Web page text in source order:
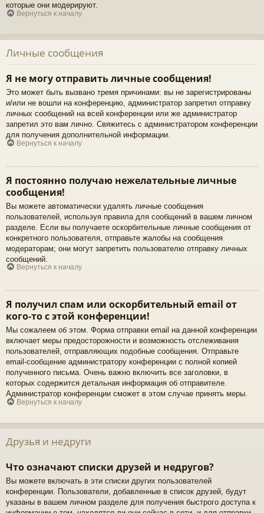
которые они модерируют.
Вернуться к началу
Личные сообщения
Я не могу отправить личные сообщения!
Это может быть вызвано тремя причинами: вы не зарегистрированы
и/или не вошли на конференцию, администратор запретил отправку
личных сообщений на всей конференции или же администратор
запретил это вам лично. Свяжитесь с администратором конференции
для получения дополнительной информации.
Вернуться к началу
Я постоянно получаю нежелательные личные
сообщения!
Вы можете автоматически удалять личные сообщения
пользователей, используя правила для сообщений в вашем личном
разделе. Если вы получаете оскорбительные личные сообщения от
конкретного пользователя, отправьте жалобы на сообщения
модераторам; они могут запретить пользователю отправку личных
сообщений.
Вернуться к началу
Я получил спам или оскорбительный email от
кого-то с этой конференции!
Мы сожалеем об этом. Форма отправки email на данной конференции
включает меры предосторожности и возможность отслеживания
пользователей, отправляющих подобные сообщения. Отправьте
email-сообщение администратору конференции с полной копией
полученного письма. Очень важно включить все заголовки, в
которых содержится детальная информация об отправителе.
Администратор конференции сможет в этом случае принять меры.
Вернуться к началу
Друзья и недруги
Что означают списки друзей и недругов?
Вы можете включать в эти списки других пользователей
конференции. Пользователи, добавленные в список друзей, будут
указаны в вашем личном разделе для получения быстрого доступа к